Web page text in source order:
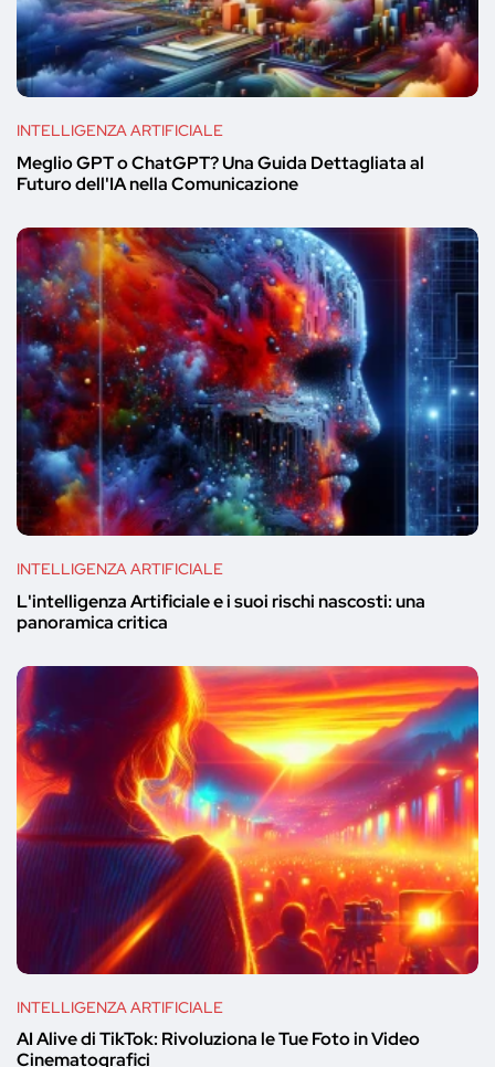
INTELLIGENZA ARTIFICIALE
Meglio GPT o ChatGPT? Una Guida Dettagliata al
Futuro dell'IA nella Comunicazione
INTELLIGENZA ARTIFICIALE
L'intelligenza Artificiale e i suoi rischi nascosti: una
panoramica critica
INTELLIGENZA ARTIFICIALE
AI Alive di TikTok: Rivoluziona le Tue Foto in Video
Cinematografici